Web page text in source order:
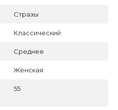
Стразы
Классический
Среднее
Женская
55